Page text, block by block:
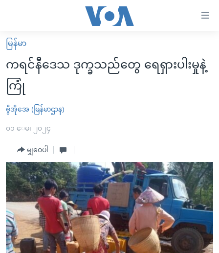
လွယ်ကူ
စေ
သည့်
Link
များ
ပင်မ
ကျော်
ကြည့်
ရန်
ပင်မ
အ
ညွန်း
စာမျက်နှာ
မူလစာမျက်နှာ
မြန်မာ
ကမ္ဘာ့သတင်းများ
နိုင်ငံတကာ
အစ္စရေး-ပါလက်စတိုင်း
ဗွီဒီယို
အင်္ဂလိပ်စာလေ့လာမယ်
အမေရိကန်သုံးအီဒီယံ
မကြေးမုံရဲ့ အင်္ဂလိပ်စာ
ရုပ်ရှင်ထဲက အင်္ဂလိပ်စာ
သုတပဒေသာ အင်္ဂလိပ်စာ
အပတ်စဉ်ကဏ္ဍများ
ရေဒီယို
တီဗွီ
ရေဒီယိုနှင့်ရုပ်သံ အချက်အလက်များ
ရေဒီယို/တီဗွီအစီအစဉ်
Learning English
မြန်မာ
ကရင်နီဒေသ ဒုက္ခသည်တွေ ရေရှားပါးမှုနဲ့
ကြုံ
ဗွီအိုအေ (မြန်မာဌာန)
၀၁ ေမ၊ ၂၀၂၄
မျှဝေပါ